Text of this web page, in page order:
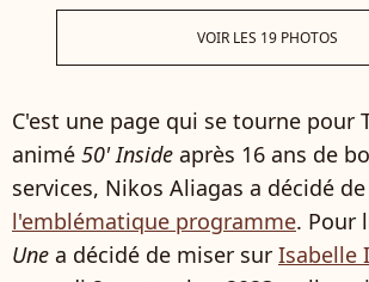
VOIR LES 19 PHOTOS
C'est une page qui se tourne pour
animé 50' Inside après 16 ans de
services, Nikos Aliagas a décidé
l'emblématique programme. Pour
Une a décidé de miser sur Isabelle